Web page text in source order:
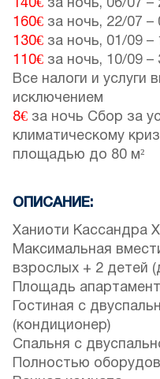
140€ за ночь, 06/07 –
160€ за ночь, 22/07 –
130€ за ночь, 01/09 –
110€ за ночь, 10/09 –
Все налоги и услуги
исключением
8€ за ночь Сбор за
климатическому
площадью до 80 м²
ОПИСАНИЕ:
Ханиоти Кассандра
Максимальная
взрослых + 2 детей
Площадь
Гостиная с
(кондиционер)
Спальня с
Полностью